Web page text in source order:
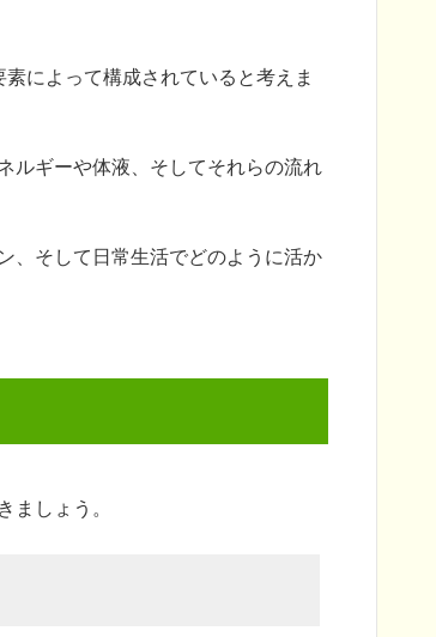
によって構成されていると考えま
ルギーや体液、そしてそれらの流れ
、そして日常生活でどのように活か
ましょう。